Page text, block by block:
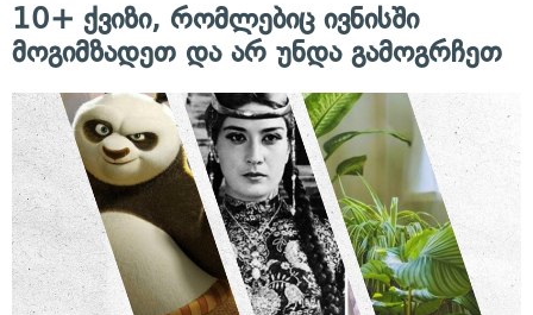
10+ ქვიზი, რომლებიც ივნისში
მოგიმზადეთ და არ უნდა გამოგრჩეთ